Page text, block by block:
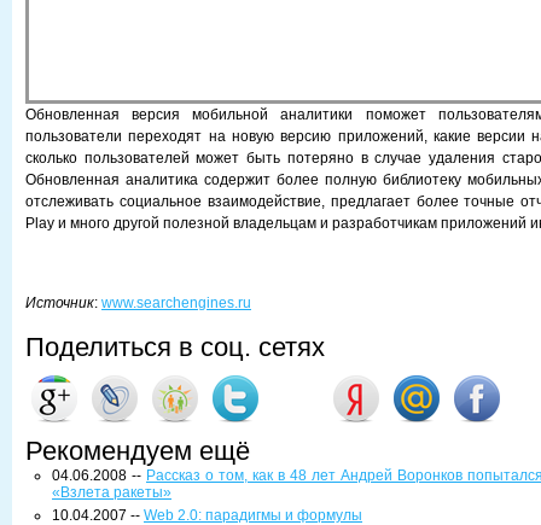
Обновленная версия мобильной аналитики поможет
пользователи переходят на новую версию приложений, какие версии
сколько пользователей может быть потеряно в случае удаления
Обновленная аналитика содержит более полную библиотеку
отслеживать социальное взаимодействие, предлагает более точные
Play и много другой полезной владельцам и разработчикам приложений
Источник: www.searchengines.ru
Поделиться в соц. сетях
Рекомендуем ещё
04.06.2008 -- Рассказ о том, как в 48 лет Андрей Воронков
«Взлета ракеты»
10.04.2007 -- Web 2.0: парадигмы и формулы